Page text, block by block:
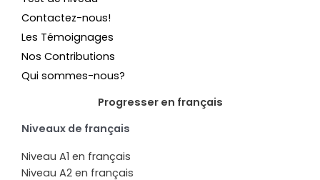
Contactez-nous!
Les Témoignages
Nos Contributions
Qui sommes-nous?
Progresser en français
Niveaux de français
Niveau A1 en français
Niveau A2 en français